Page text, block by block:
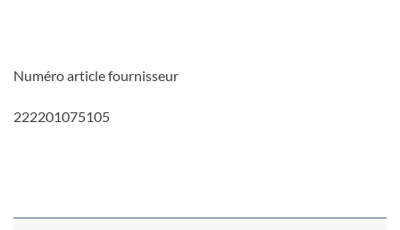
Numéro article fournisseur
222201075105